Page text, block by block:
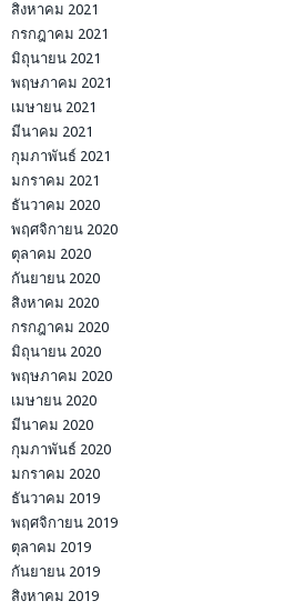
สิงหาคม 2021
กรกฎาคม 2021
มิถุนายน 2021
พฤษภาคม 2021
เมษายน 2021
มีนาคม 2021
กุมภาพันธ์ 2021
มกราคม 2021
ธันวาคม 2020
พฤศจิกายน 2020
ตุลาคม 2020
กันยายน 2020
สิงหาคม 2020
กรกฎาคม 2020
มิถุนายน 2020
พฤษภาคม 2020
เมษายน 2020
มีนาคม 2020
กุมภาพันธ์ 2020
มกราคม 2020
ธันวาคม 2019
พฤศจิกายน 2019
ตุลาคม 2019
กันยายน 2019
สิงหาคม 2019